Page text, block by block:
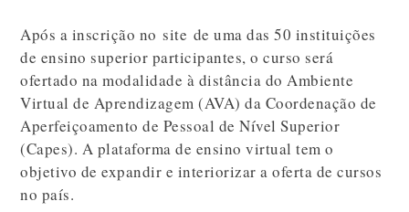
Após a inscrição no site de uma das 50 instituições
de ensino superior participantes, o curso será
ofertado na modalidade à distância do Ambiente
Virtual de Aprendizagem (AVA) da Coordenação de
Aperfeiçoamento de Pessoal de Nível Superior
(Capes). A plataforma de ensino virtual tem o
objetivo de expandir e interiorizar a oferta de cursos
no país.